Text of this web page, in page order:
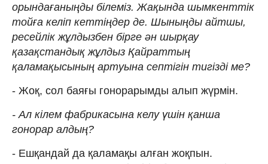
орындағаныңды білеміз. Жақында шымкенттік
тойға келіп кеттіңдер де. Шыныңды айтшы,
ресейлік жұлдызбен бірге ән шырқау
қазақстандық жұлдыз Қайраттың
қаламақысының артуына септігін тигізді ме?
- Жоқ, сол баяғы гонорарымды алып жүрмін.
- Ал кілем фабрикасына келу үшін қанша
гонорар алдың?
- Ешқандай да қаламақы алған жоқпын.